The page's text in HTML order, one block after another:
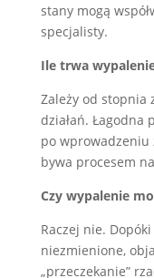
stany mogą
specjalisty.
Ile trwa
Zależy od stopnia
działań. Łagodna
po wprowadzeniu
bywa procesem
Czy wypalenie
Raczej nie.
niezmienione,
„przeczekanie”